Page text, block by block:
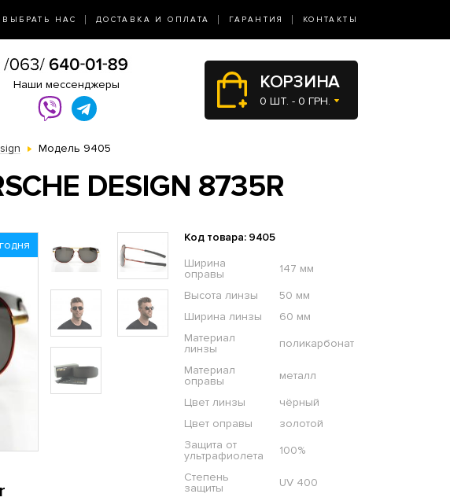
НАС ДОСТАВКА И ОПЛАТА ГАРАНТИЯ КОНТАКТЫ
Наши мессенджеры КОРЗИНА
0 ШТ. - 0 ГРН.
Модель 9405
DESIGN 8735R
Код товара: 9405
Ширина
оправы
147 мм
Высота линзы
50 мм
Ширина линзы
60 мм
Материал
линзы
поликарбонат
Материал
оправы
металл
Цвет линзы
чёрный
Цвет оправы
золотой
Защита от
ультрафиолета
100%
Степень
защиты
UV 400